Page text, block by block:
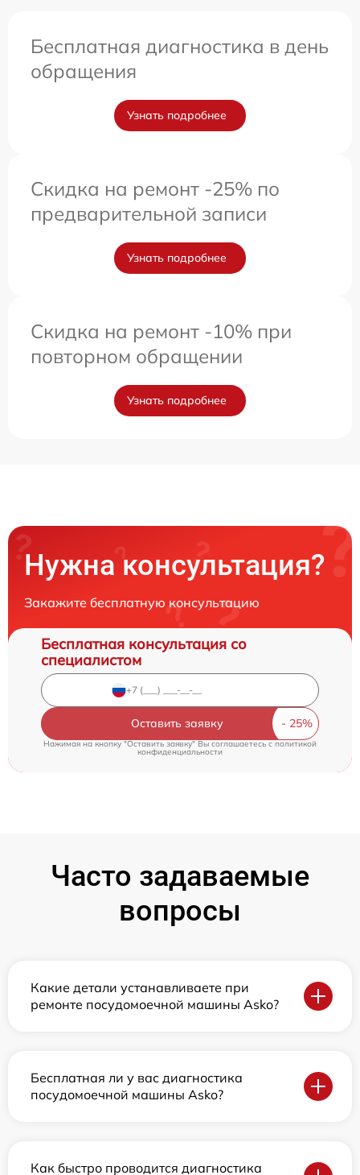
Бесплатная диагностика в день
обращения
Узнать подробнее
Скидка на ремонт -25% по
предварительной записи
Узнать подробнее
Скидка на ремонт -10% при
повторном обращении
Узнать подробнее
Нужна консультация?
Закажите бесплатную консультацию
Бесплатная консультация со
специалистом
Оставить заявку
Нажимая на кнопку "Оставить заявку" Вы соглашаетесь cполитикой
конфиденциальности
Часто задаваемые
вопросы
Какие детали устанавливаете при
ремонте посудомоечной машины Asko?
Бесплатная ли у вас диагностика
посудомоечной машины Asko?
Как быстро проводится диагностика